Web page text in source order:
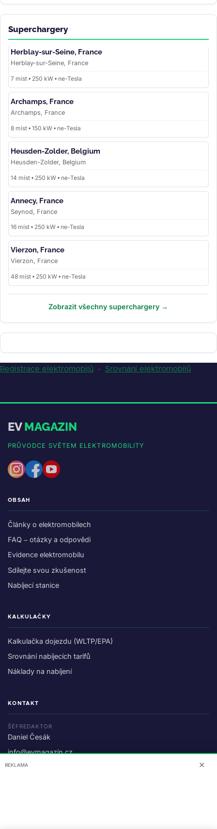
Superchargery
Herblay-sur-Seine, France
Herblay-sur-Seine, France
7 míst • 250 kW • ne-Tesla
Archamps, France
Archamps, France
8 míst • 150 kW • ne-Tesla
Heusden-Zolder, Belgium
Heusden-Zolder, Belgium
14 míst • 250 kW • ne-Tesla
Annecy, France
Seynod, France
16 míst • 250 kW • ne-Tesla
Vierzon, France
Vierzon, France
48 míst • 250 kW • ne-Tesla
Zobrazit všechny superchargery →
Registrace elektromobilů · Srovnání elektromobilů
EVMAGAZIN
PRŮVODCE SVĚTEM ELEKTROMOBILITY
OBSAH
Články o elektromobilech
FAQ – otázky a odpovědi
Evidence elektromobilu
Sdílejte svou zkušenost
Nabíjecí stanice
KALKULAČKY
Kalkulačka dojezdu (WLTP/EPA)
Srovnání nabíjecích tarifů
Náklady na nabíjení
KONTAKT
ŠÉFREDAKTOR
Daniel Česák
info@evmagazin.cz
O nás
REKLAMA ✕